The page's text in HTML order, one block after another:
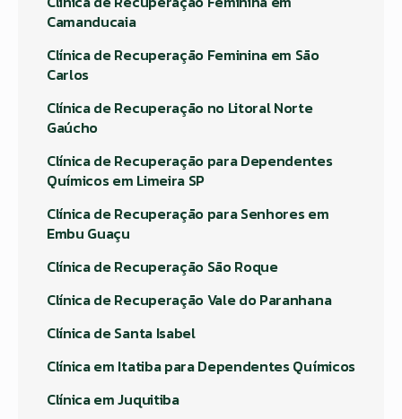
Camanducaia
Clínica de Recuperação Feminina em São
Carlos
Clínica de Recuperação no Litoral Norte
Gaúcho
Clínica de Recuperação para Dependentes
Químicos em Limeira SP
Clínica de Recuperação para Senhores em
Embu Guaçu
Clínica de Recuperação São Roque
Clínica de Recuperação Vale do Paranhana
Clínica de Santa Isabel
Clínica em Itatiba para Dependentes Químicos
Clínica em Juquitiba